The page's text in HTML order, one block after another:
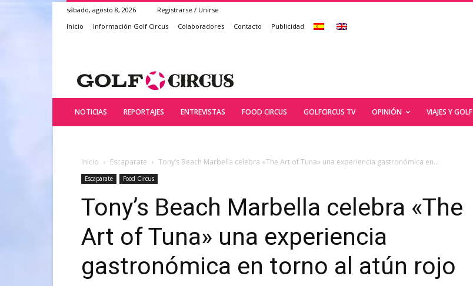
sábado, agosto 8, 2026
Registrarse / Unirse
Inicio
Información Golf Circus Colaboradores Contacto Publicidad
NOTICIAS REPORTAJES ENTREVISTAS FOOD CIRCUS GOLFCIRCUS TV OPINIÓN VIAJES Y GOLF
Inicio Escaparate Tony’s Beach Marbella celebra «The Art of Tuna» una experiencia gastronómica en...
Escaparate Food Circus
Tony’s Beach Marbella celebra «The
Art of Tuna» una experiencia
gastronómica en torno al atún rojo